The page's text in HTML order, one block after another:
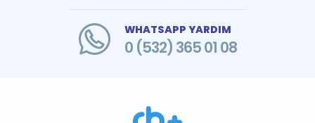
WHATSAPP YARDIM
0 (532) 365 01 08